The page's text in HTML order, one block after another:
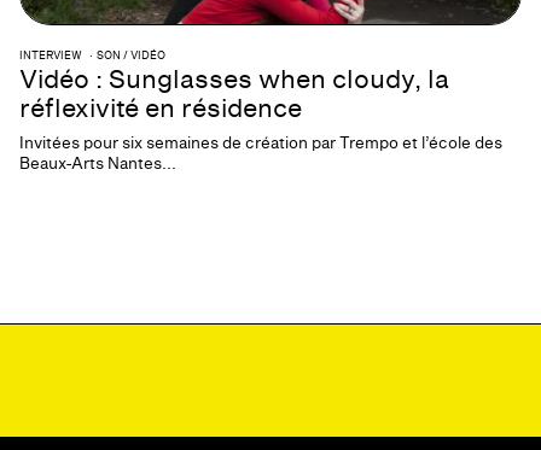
INTERVIEW SON / VIDÉO
Vidéo : Sunglasses when cloudy, la
réflexivité en résidence
Invitées pour six semaines de création par Trempo et l’école des
Beaux-Arts Nantes...